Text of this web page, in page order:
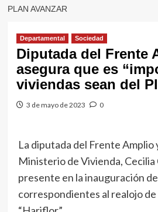
PLAN AVANZAR
Departamental Sociedad
Diputada del Frente
asegura que es
viviendas sean del
3 de mayo de 2023 0
La diputada del Frente
Ministerio de Vivienda, Cecilia
presente en la inauguración
correspondientes al realojo de